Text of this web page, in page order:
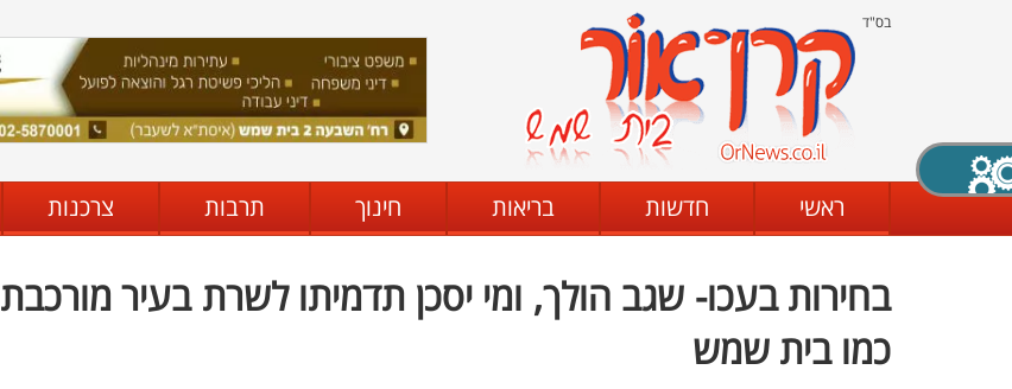
בס"ד
ראשי חדשות בריאות חינוך תרבות צרכנות
בחירות בעכו- שגב הולך, ומי יסכן תדמיתו לשרת בעיר מורכבת
כמו בית שמש
X סגירה
מצב שחור - לבן קביעת ניגודיות